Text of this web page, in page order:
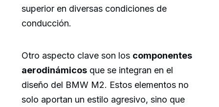
superior en diversas condiciones de
conducción.
Otro aspecto clave son los componentes
aerodinámicos que se integran en el
diseño del BMW M2. Estos elementos no
solo aportan un estilo agresivo, sino que